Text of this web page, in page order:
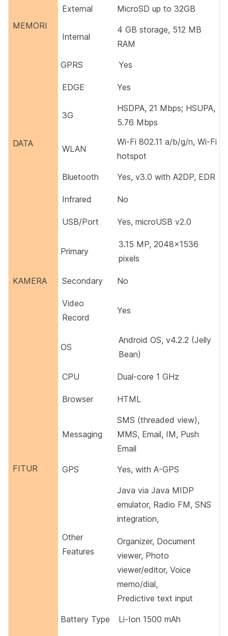
MEMORI
External MicroSD up to 32GB
Internal
4 GB storage, 512 MB
RAM
DATA
GPRS Yes
EDGE Yes
3G
HSDPA, 21 Mbps; HSUPA,
5.76 Mbps
WLAN
Wi-Fi 802.11 a/b/g/n, Wi-Fi
hotspot
Bluetooth Yes, v3.0 with A2DP, EDR
Infrared No
USB/Port Yes, microUSB v2.0
KAMERA
Primary
3.15 MP, 2048×1536
pixels
Secondary No
Video
Record
Yes
FITUR
OS
Android OS, v4.2.2 (Jelly
Bean)
CPU Dual-core 1 GHz
Browser HTML
Messaging
SMS (threaded view),
MMS, Email, IM, Push
Email
GPS Yes, with A-GPS
Other
Features
Java via Java MIDP
emulator, Radio FM, SNS
integration,
Organizer, Document
viewer, Photo
viewer/editor, Voice
memo/dial,
Predictive text input
Battery Type Li-Ion 1500 mAh